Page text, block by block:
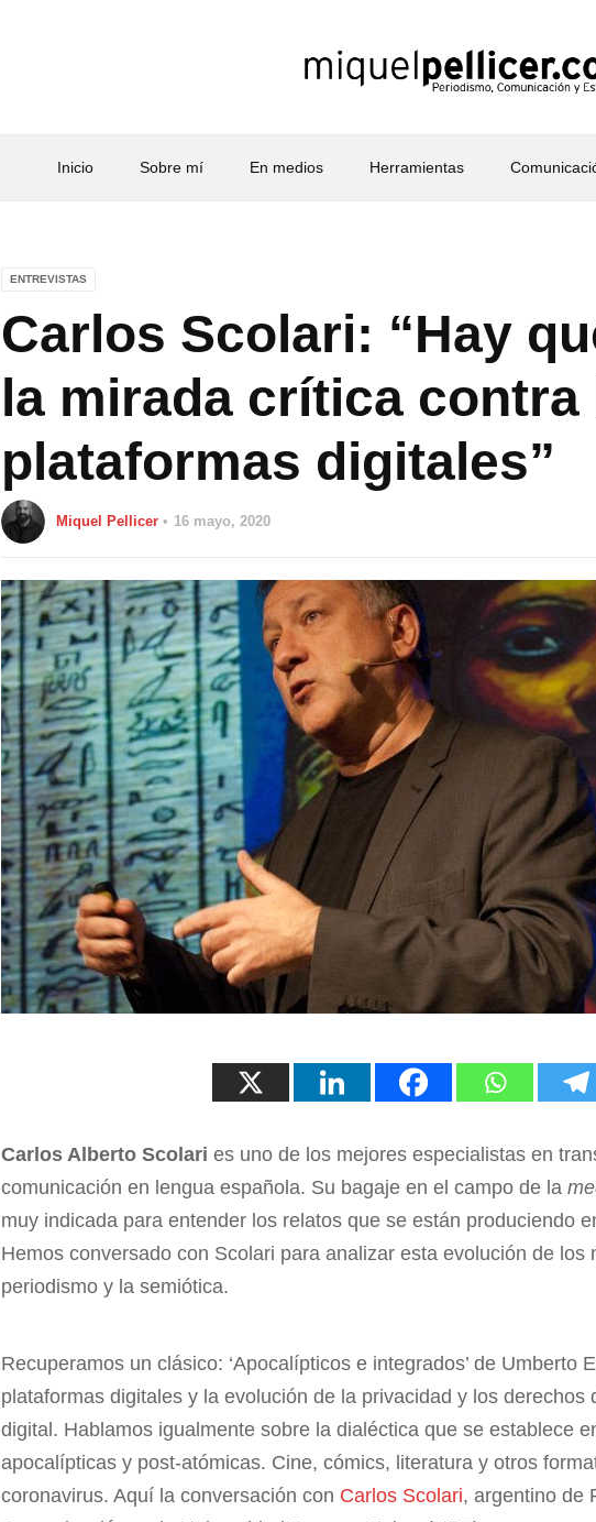
Inicio Sobre mí En medios Herramientas
ENTREVISTAS
Carlos Scolari: “Hay
la mirada crítica contra
plataformas digitales”
Miquel Pellicer 16 mayo, 2020
Carlos Alberto Scolaries uno de los mejores especialistas en
comunicación en lengua española. Su bagaje en el campo de la
muy indicada para entender los relatos que se están produciendo
Hemos conversado con Scolari para analizar esta evolución de los
periodismo y la semiótica.
Recuperamos un clásico: ‘Apocalípticos e integrados’ de Umberto
plataformas digitales y la evolución de la privacidad y los
digital. Hablamos igualmente sobre la dialéctica que se establece
apocalípticas y post-atómicas. Cine, cómics, literatura y otros
coronavirus. Aquí la conversación con Carlos Scolari, argentino de